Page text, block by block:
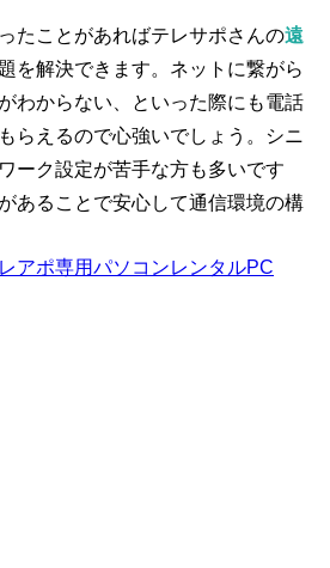
たことがあればテレサポさんの遠
を解決できます。ネットに繋がら
わからない、といった際にも電話
らえるので心強いでしょう。シニ
ーク設定が苦手な方も多いです
あることで安心して通信環境の構